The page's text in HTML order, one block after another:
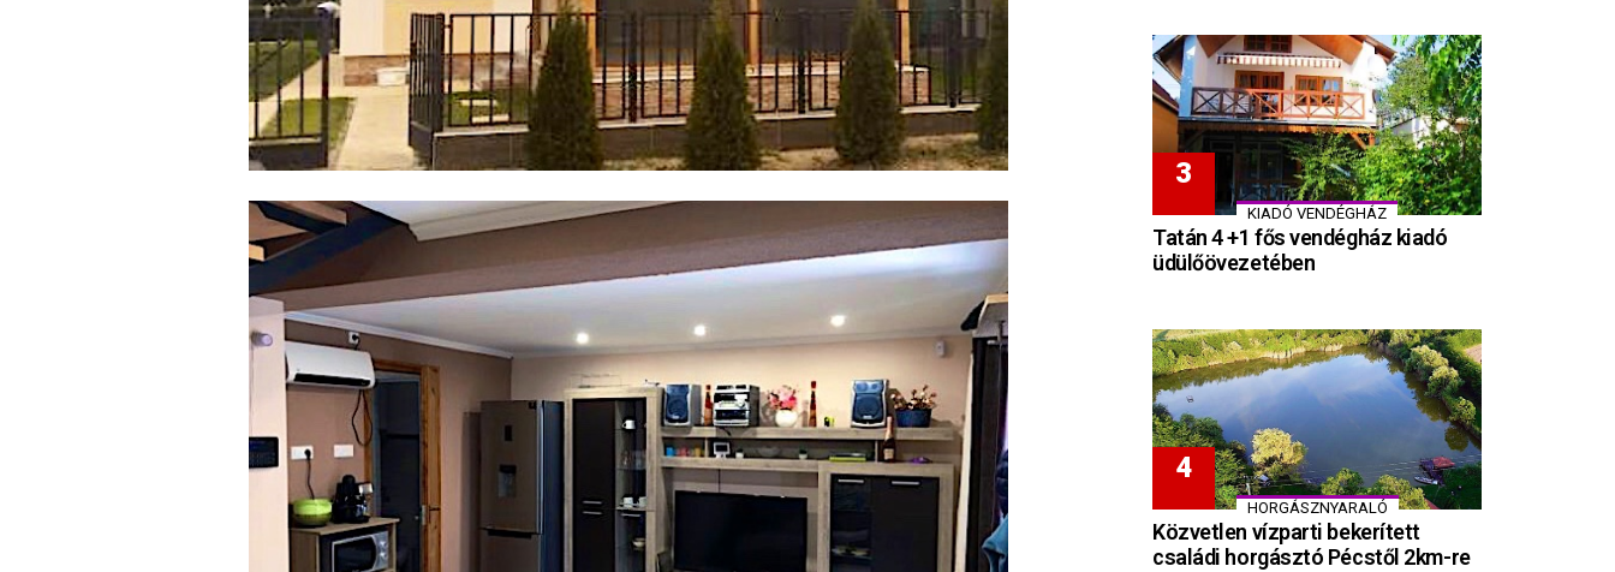
KIADÓ VENDÉGHÁZ
Tatán 4 +1 fős vendégház kiadó
üdülőövezetében
HORGÁSZNYARALÓ
Közvetlen vízparti bekerített
családi horgásztó Pécstől 2km-re